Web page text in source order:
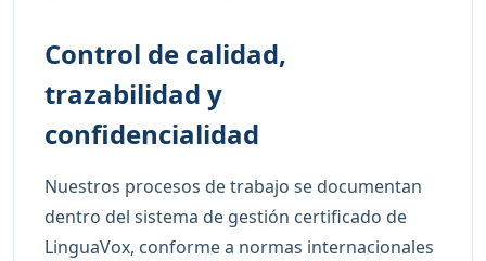
Control de calidad,
trazabilidad y
confidencialidad
Nuestros procesos de trabajo se documentan
dentro del sistema de gestión certificado de
LinguaVox, conforme a normas internacionales